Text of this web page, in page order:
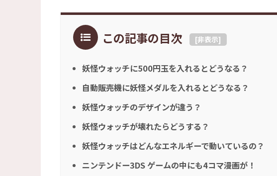
この記事の目次 [非表示]
妖怪ウォッチに500円玉を入れるとどうなる？
自動販売機に妖怪メダルを入れるとどうなる？
妖怪ウォッチのデザインが違う？
妖怪ウォッチが壊れたらどうする？
妖怪ウォッチはどんなエネルギーで動いているの？
ニンテンドー3DS ゲームの中にも4コマ漫画が！